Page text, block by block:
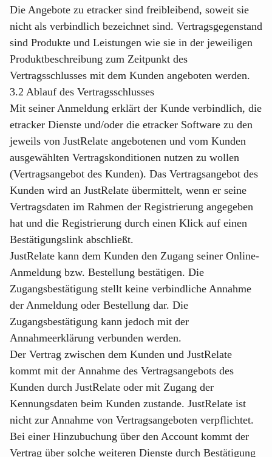
Die Angebote zu etracker sind freibleibend, soweit sie
nicht als verbindlich bezeichnet sind. Vertragsgegenstand
sind Produkte und Leistungen wie sie in der jeweiligen
Produktbeschreibung zum Zeitpunkt des
Vertragsschlusses mit dem Kunden angeboten werden.
3.2 Ablauf des Vertragsschlusses
Mit seiner Anmeldung erklärt der Kunde verbindlich, die
etracker Dienste und/oder die etracker Software zu den
jeweils von JustRelate angebotenen und vom Kunden
ausgewählten Vertragskonditionen nutzen zu wollen
(Vertragsangebot des Kunden). Das Vertragsangebot des
Kunden wird an JustRelate übermittelt, wenn er seine
Vertragsdaten im Rahmen der Registrierung angegeben
hat und die Registrierung durch einen Klick auf einen
Bestätigungslink abschließt.
JustRelate kann dem Kunden den Zugang seiner Online-
Anmeldung bzw. Bestellung bestätigen. Die
Zugangsbestätigung stellt keine verbindliche Annahme
der Anmeldung oder Bestellung dar. Die
Zugangsbestätigung kann jedoch mit der
Annahmeerklärung verbunden werden.
Der Vertrag zwischen dem Kunden und JustRelate
kommt mit der Annahme des Vertragsangebots des
Kunden durch JustRelate oder mit Zugang der
Kennungsdaten beim Kunden zustande. JustRelate ist
nicht zur Annahme von Vertragsangeboten verpflichtet.
Bei einer Hinzubuchung über den Account kommt der
Vertrag über solche weiteren Dienste durch Bestätigung